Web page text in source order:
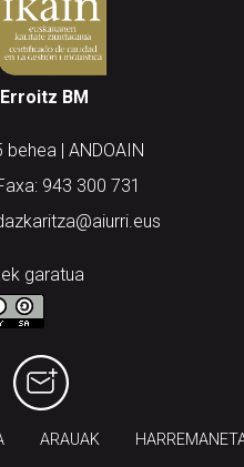
BM
| ANDOAIN
943 300 731
garatua
ARAUAK